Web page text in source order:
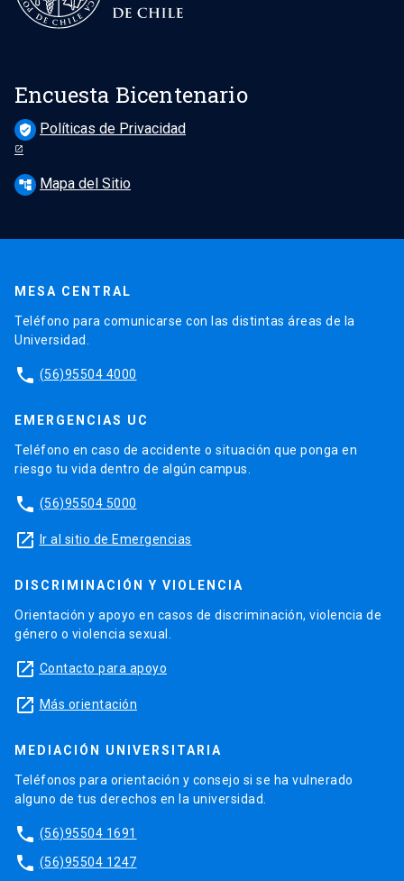
Encuesta Bicentenario
verified_user Políticas de Privacidad
account_tree Mapa del Sitio
MESA CENTRAL
Teléfono para comunicarse con las distintas áreas de la
Universidad.
phone (56)95504 4000
EMERGENCIAS UC
Teléfono en caso de accidente o situación que ponga en
riesgo tu vida dentro de algún campus.
phone (56)95504 5000
launch Ir al sitio de Emergencias
DISCRIMINACIÓN Y VIOLENCIA
Orientación y apoyo en casos de discriminación, violencia de
género o violencia sexual.
launch Contacto para apoyo
launch Más orientación
MEDIACIÓN UNIVERSITARIA
Teléfonos para orientación y consejo si se ha vulnerado
alguno de tus derechos en la universidad.
phone (56)95504 1691
phone (56)95504 1247